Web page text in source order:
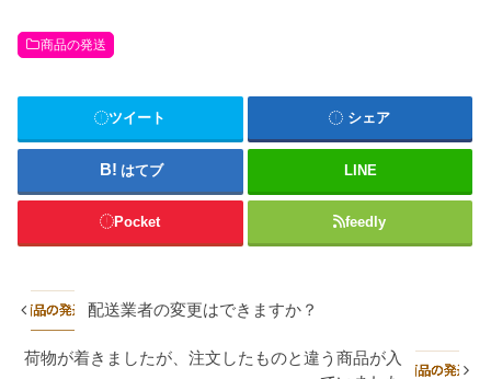
商品の発送
ツイート シェア
はてブ LINE
Pocket feedly
配送業者の変更はできますか？
荷物が着きましたが、注文したものと違う商品が入